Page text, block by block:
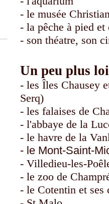
- le musée
- la pêche à pied et
- son théatre, son
Un peu plus
- les Îles Chausey
Serq)
- les falaises de
- l'abbaye de la
- le havre de la
- le Mont-Saint-
- Villedieu-les-
- le zoo de
- le Cotentin et ses